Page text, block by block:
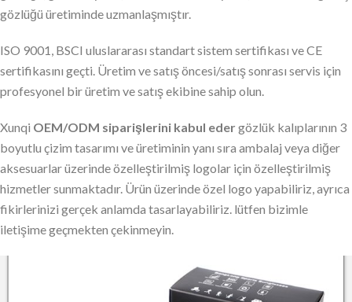
gözlüğü üretiminde uzmanlaşmıştır.
ISO 9001, BSCI uluslararası standart sistem sertifikası ve CE
sertifikasını geçti. Üretim ve satış öncesi/satış sonrası servis için
profesyonel bir üretim ve satış ekibine sahip olun.
Xunqi OEM/ODM siparişlerini kabul edergözlük kalıplarının 3
boyutlu çizim tasarımı ve üretiminin yanı sıra ambalaj veya diğer
aksesuarlar üzerinde özelleştirilmiş logolar için özelleştirilmiş
hizmetler sunmaktadır. Ürün üzerinde özel logo yapabiliriz, ayrıca
fikirlerinizi gerçek anlamda tasarlayabiliriz. lütfen bizimle
iletişime geçmekten çekinmeyin.